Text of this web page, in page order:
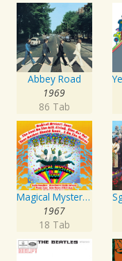
Abbey Road
1969
86 Tab
Magical Mystery Tour
1967
18 Tab